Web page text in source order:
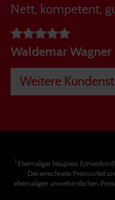
Nett, kompetent,
Waldemar Wagner
Weitere
1Ehemaliger Neupreis
Der errechnete Preisvorteil
ehemaligen unverbindlichen